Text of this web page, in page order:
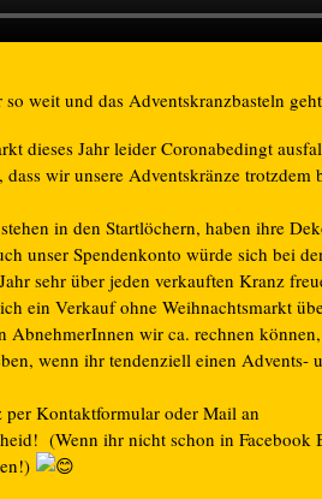
weit und das Adventskranzbasteln
dieses Jahr leider Coronabedingt
wir unsere Adventskränze trotzdem
in den Startlöchern, haben ihre
unser Spendenkonto würde sich bei
sehr über jeden verkauften Kranz
ein Verkauf ohne Weihnachtsmarkt
AbnehmerInnen wir ca. rechnen
wenn ihr tendenziell einen Advents-
Kontaktformular oder Mail an
(Wenn ihr nicht schon in Facebook